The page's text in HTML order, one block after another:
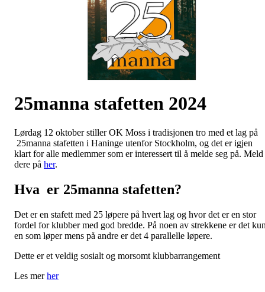
25manna stafetten 2024
Lørdag 12 oktober stiller OK Moss i tradisjonen tro med et lag på
25manna stafetten i Haninge utenfor Stockholm, og det er igjen
klart for alle medlemmer som er interessert til å melde seg på. Meld
dere på her.
Hva er 25manna stafetten?
Det er en stafett med 25 løpere på hvert lag og hvor det er en stor
fordel for klubber med god bredde. På noen av strekkene er det
en som løper mens på andre er det 4 parallelle løpere.
Dette er et veldig sosialt og morsomt klubbarrangement
Les merher